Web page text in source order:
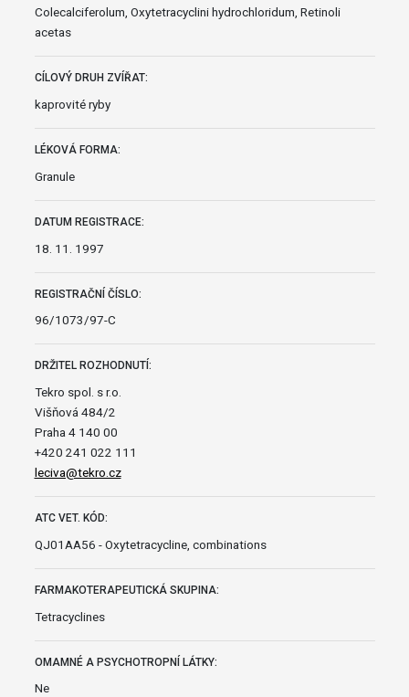
Colecalciferolum, Oxytetracyclini hydrochloridum, Retinoli
acetas
CÍLOVÝ DRUH ZVÍŘAT:
kaprovité ryby
LÉKOVÁ FORMA:
Granule
DATUM REGISTRACE:
18. 11. 1997
REGISTRAČNÍ ČÍSLO:
96/1073/97-C
DRŽITEL ROZHODNUTÍ:
Tekro spol. s r.o.
Višňová 484/2
Praha 4 140 00
+420 241 022 111
leciva@tekro.cz
ATC VET. KÓD:
QJ01AA56 - Oxytetracycline, combinations
FARMAKOTERAPEUTICKÁ SKUPINA:
Tetracyclines
OMAMNÉ A PSYCHOTROPNÍ LÁTKY:
Ne